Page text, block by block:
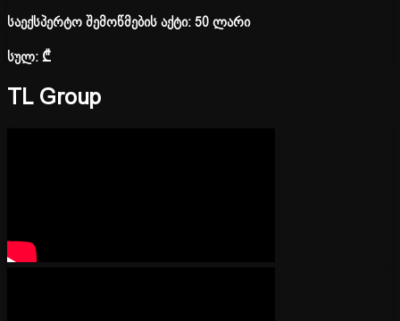
საექსპერტო შემოწმების აქტი: 50 ლარი
სულ:₾
TL Group